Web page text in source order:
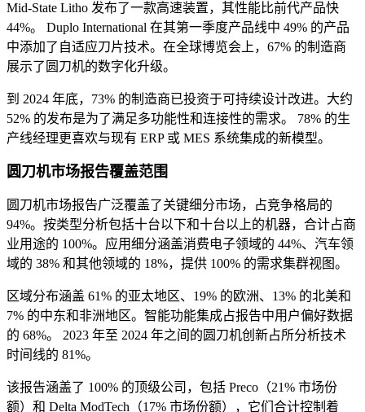
Mid-State Litho 发布了一款高速装置，其性能比前代产品快
44%。 Duplo International 在其第一季度产品线中 49% 的产品
中添加了自适应刀片技术。在全球博览会上，67% 的制造商
展示了圆刀机的数字化升级。
到 2024 年底，73% 的制造商已投资于可持续设计改进。大约
52% 的发布是为了满足多功能性和连接性的需求。 78% 的生
产线经理更喜欢与现有 ERP 或 MES 系统集成的新模型。
圆刀机市场报告覆盖范围
圆刀机市场报告广泛覆盖了关键细分市场，占竞争格局的
94%。按类型分析包括十台以下和十台以上的机器，合计占商
业用途的 100%。应用细分涵盖消费电子领域的 44%、汽车领
域的 38% 和其他领域的 18%，提供 100% 的需求集群视图。
区域分布涵盖 61% 的亚太地区、19% 的欧洲、13% 的北美和
7% 的中东和非洲地区。智能功能集成占报告中用户偏好数据
的 68%。 2023 年至 2024 年之间的圆刀机创新占所分析技术
时间线的 81%。
该报告涵盖了 100% 的顶级公司，包括 Preco（21% 市场份
额）和 Delta ModTech（17% 市场份额），它们合计控制着